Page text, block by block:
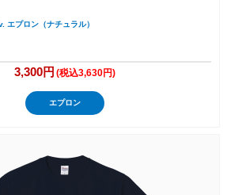
エプロン（ナチュラル）
3,300円 (税込3,630円)
エプロン